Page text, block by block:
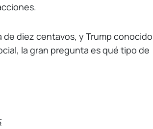
diez centavos, y Trump conocido
la gran pregunta es qué tipo de